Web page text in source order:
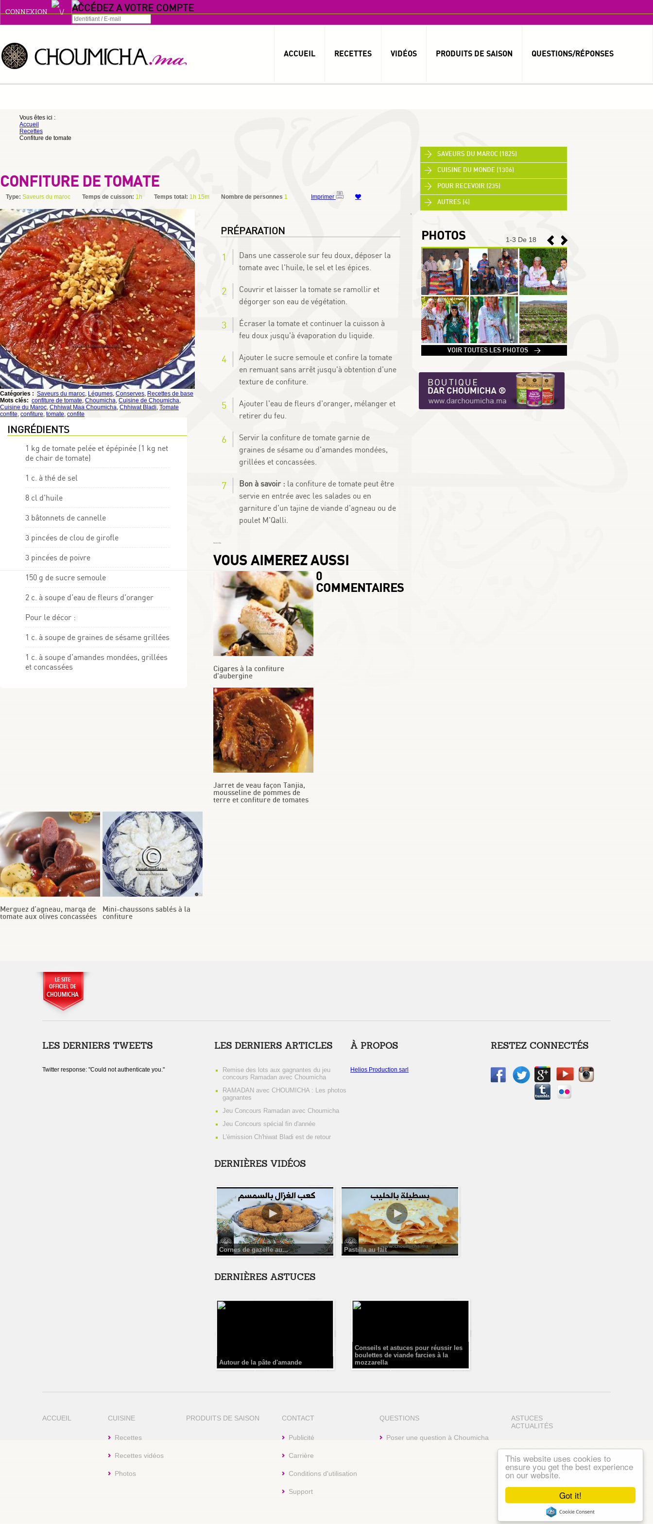
Got it!
This website uses cookies to
ensure you get the best experience
on our website.
CONNEXION ACCÉDEZ A VOTRE COMPTE
Se souvenir de moi
MOT DE PASSE OUBLIÉ ?
S'INSCRIRE
ACCUEIL RECETTES VIDÉOS PRODUITS DE SAISON QUESTIONS/RÉPONSES
Vous êtes ici :
Accueil
Recettes
Confiture de tomate
CONFITURE DE TOMATE
Type: Saveurs du maroc Temps de cuisson: 1h Temps total: 1h 15m Nombre de personnes 1 Imprimer
Catégories : Saveurs du maroc, Légumes, Conserves, Recettes de base
Mots clés: confiture de tomate, Choumicha, Cuisine de Choumicha,
Cuisine du Maroc, Chhiwat Maa Choumicha, Chhiwat Bladi, Tomate
confite, confiture, tomate, confite
INGRÉDIENTS
1 kg de tomate pelée et épépinée (1 kg net
de chair de tomate)
1 c. à thé de sel
8 cl d'huile
3 bâtonnets de cannelle
3 pincées de clou de girofle
3 pincées de poivre
150 g de sucre semoule
2 c. à soupe d'eau de fleurs d'oranger
Pour le décor :
1 c. à soupe de graines de sésame grillées
1 c. à soupe d'amandes mondées, grillées
et concassées
PRÉPARATION
Dans une casserole sur feu doux, déposer la
tomate avec l'huile, le sel et les épices.
Couvrir et laisser la tomate se ramollir et
dégorger son eau de végétation.
Écraser la tomate et continuer la cuisson à
feu doux jusqu'à évaporation du liquide.
Ajouter le sucre semoule et confire la tomate
en remuant sans arrêt jusqu'à obtention d'une
texture de confiture.
Ajouter l'eau de fleurs d'oranger, mélanger et
retirer du feu.
Servir la confiture de tomate garnie de
graines de sésame ou d'amandes mondées,
grillées et concassées.
Bon à savoir : la confiture de tomate peut être
servie en entrée avec les salades ou en
garniture d'un tajine de viande d'agneau ou de
poulet M'Qalli.
VOUS AIMEREZ AUSSI
Cigares à la confiture
d'aubergine
Jarret de veau façon Tanjia,
mousseline de pommes de
terre et confiture de tomates
Merguez d’agneau, marqa de
tomate aux olives concassées
Mini-chaussons sablés à la
confiture
0
COMMENTAIRES
SAVEURS DU MAROC (1825)
CUISINE DU MONDE (1306)
POUR RECEVOIR (235)
AUTRES (4)
1-3 De 18
PHOTOS
1 VOIR TOUTES LES PHOTOS >
LES DERNIERS TWEETS
Twitter response: "Could not authenticate you."
LES DERNIERS ARTICLES
Remise des lots aux gagnantes du jeu
concours Ramadan avec Choumicha
RAMADAN avec CHOUMICHA : Les photos
gagnantes
Jeu Concours Ramadan avec Choumicha
Jeu Concours spécial fin d'année
L'émission Ch'hiwat Bladi est de retour
À PROPOS
Helios Production sarl
DERNIÈRES VIDÉOS
Cornes de gazelle au... Pastilla au lait
DERNIÈRES ASTUCES
Autour de la pâte d'amande
Conseils et astuces pour réussir les
boulettes de viande farcies à la
mozzarella
RESTEZ CONNECTÉS
ACCUEIL CUISINE
Recettes
Recettes vidéos
Photos
PRODUITS DE SAISON CONTACT
Publicité
Carrière
Conditions d'utilisation
Support
QUESTIONS
Poser une question à Choumicha
ASTUCES
ACTUALITÉS